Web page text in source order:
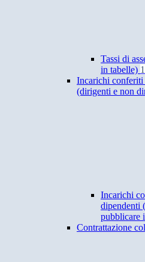
Tassi di
in tabelle)
Incarichi conferiti
(dirigenti e non
Incarichi
dipendenti
pubblicare
Contrattazione